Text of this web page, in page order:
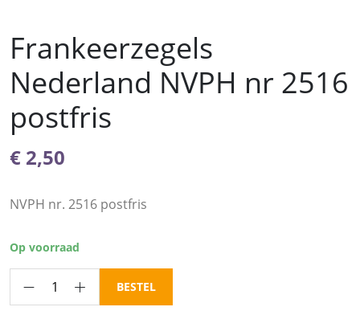
Frankeerzegels
Nederland NVPH nr 2516
postfris
€ 2,50
NVPH nr. 2516 postfris
Op voorraad
Frankeerzegels
Nederland
BESTEL